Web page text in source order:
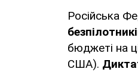
Російська
бюджеті на
США).